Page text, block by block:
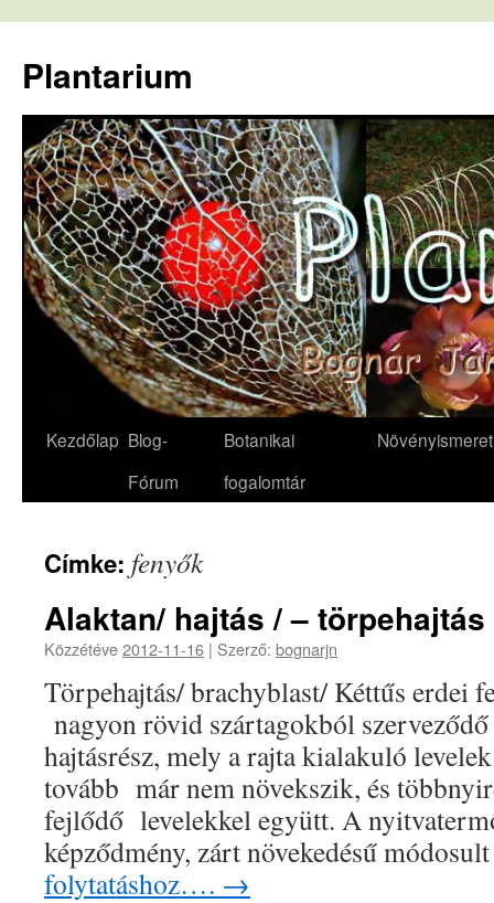
tartalomba
Plantarium
Kezdőlap Blog-
Fórum
Botanikai
fogalomtár
Növényismeret
Címke: fenyők
Alaktan/ hajtás / – törpehajtás
Közzétéve2012-11-16 | Szerző: bognarjn
Törpehajtás/ brachyblast/ Kéttűs erdei
nagyon rövid szártagokból
hajtásrész, mely a rajta kialakuló
tovább már nem növekszik, és
fejlődő levelekkel együtt. A
képződmény, zárt növekedésű
folytatáshoz…. →